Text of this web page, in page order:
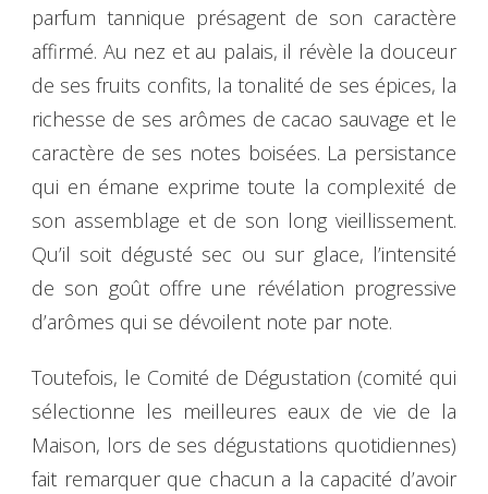
parfum tannique présagent de son caractère
affirmé. Au nez et au palais, il révèle la douceur
de ses fruits confits, la tonalité de ses épices, la
richesse de ses arômes de cacao sauvage et le
caractère de ses notes boisées. La persistance
qui en émane exprime toute la complexité de
son assemblage et de son long vieillissement.
Qu’il soit dégusté sec ou sur glace, l’intensité
de son goût offre une révélation progressive
d’arômes qui se dévoilent note par note.
Toutefois, le Comité de Dégustation (comité qui
sélectionne les meilleures eaux de vie de la
Maison, lors de ses dégustations quotidiennes)
fait remarquer que chacun a la capacité d’avoir